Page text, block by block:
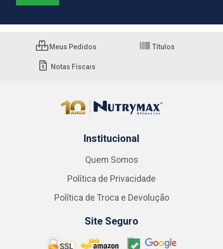
Meus Pedidos Títulos
Notas Fiscais
Institucional
Quem Somos
Política de Privacidade
Política de Troca e Devolução
Site Seguro